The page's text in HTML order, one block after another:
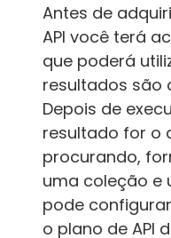
Antes de
API você terá
que poderá
resultados são
Depois de
resultado for o
procurando,
uma coleção e
pode
o plano de API